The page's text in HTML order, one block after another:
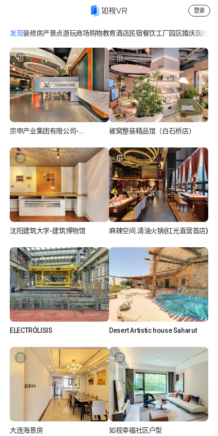
登录
发现装修房产景点游玩商场购物教育酒店民宿餐饮工厂园区婚庆医疗
用
如
视
V
R
记
录
空
间
如
视
V
R
188****0327
宗申产业集团有限公司-
灵径VR-王滨
被窝整装精品馆（白石桥店）
如视Realsee
沈阳建筑大学-建筑博物馆
美团-美食
麻辣空间.清油火锅(红光直营首店)
如视Realsee
ELECTRÓLISIS
如视Realsee
Desert Artistic house Saharut
大连海景房 如视幸福社区户型